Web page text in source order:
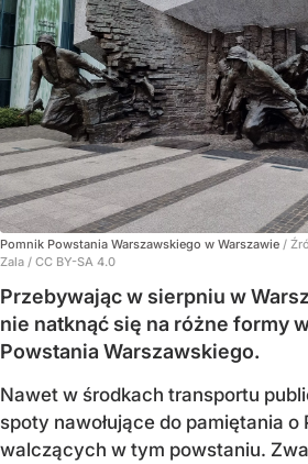
Pomnik Powstania Warszawskiego w Warszawie /
Zala / CC BY-SA 4.0
Przebywając w sierpniu w
nie natknąć się na różne formy
Powstania Warszawskiego.
Nawet w środkach transportu
spoty nawołujące do pamiętania o
walczących w tym powstaniu.